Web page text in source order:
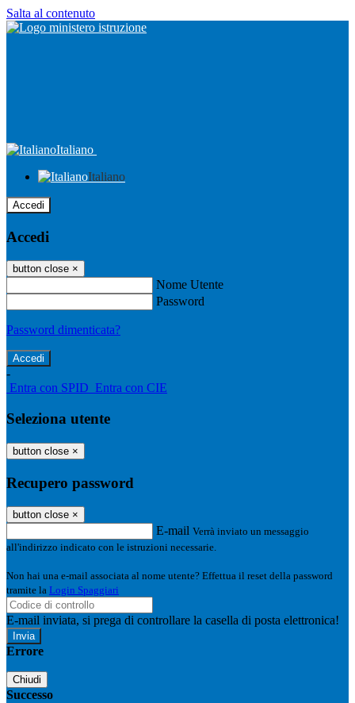
Salta al contenuto
Italiano
Italiano
Accedi
Accedi
button close ×
Nome Utente
Password
Password dimenticata?
-
Entra con SPID Entra con CIE
Seleziona utente
button close ×
Recupero password
button close ×
E-mail Verrà inviato un messaggio
all'indirizzo indicato con le istruzioni necessarie.
Non hai una e-mail associata al nome utente? Effettua il reset della password
tramite la Login Spaggiari
E-mail inviata, si prega di controllare la casella di posta elettronica!
Errore
Chiudi
Successo